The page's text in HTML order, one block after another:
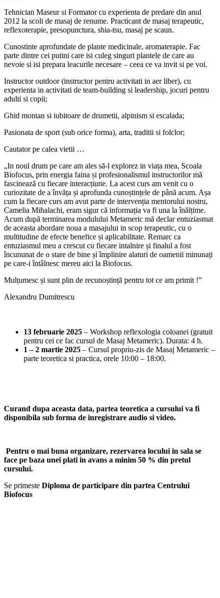
Tehnician Maseur si Formator cu experienta de predare din anul
2012 la scoli de masaj de renume. Practicant de masaj terapeutic,
reflexoterapie, presopunctura, shia-tsu, masaj pe scaun.
Cunostinte aprofundate de plante medicinale, aromaterapie. Fac
parte dintre cei putini care isi culeg singuri plantele de care au
nevoie si isi prepara leacurile necesare – ceea ce va invit si pe voi.
Instructor outdoor (instructor pentru activitati in aer liber), cu
experienta in activitati de team-building si leadership, jocuri pentru
adulti si copii;
Ghid montan si iubitoare de drumetii, alpinism si escalada;
Pasionata de sport (sub orice forma), arta, traditii si folclor;
Cautator pe calea vietii …
„In noul drum pe care am ales să-l explorez in viața mea, Scoala
Biofocus, prin energia faina și profesionalismul instructorilor mă
fascinează cu fiecare interacțiune. La acest curs am venit cu o
curiozitate de a învăța și aprofunda cunoștințele de până acum. Așa
cum la fiecare curs am avut parte de intervenția mentorului nostru,
Camelia Mihalachi, eram sigur că informația va fi una la înălțime.
Acum după terminarea modulului Metameric mă declar entuziasmat
de aceasta abordare noua a masajului in scop terapeutic, cu o
multitudine de efecte benefice și aplicabilitate. Remarc ca
entuziasmul meu a crescut cu fiecare intalnire și finalul a fost
încununat de o stare de bine și împlinire alaturi de oamenii minunați
pe care-i întâlnesc mereu aici la Biofocus.
Mulțumesc și sunt plin de recunoștință pentru tot ce am primit !”
Alexandru Dumitrescu
13 februarie 2025 – Workshop reflexologia coloanei (gratuit
pentru cei ce fac cursul de Masaj Metameric). Durata: 4 h.
1 – 2 martie 2025 – Cursul propriu-zis de Masaj Metameric –
parte teoretica si practica, orele 10:00 – 18:00.
Curand dupa aceasta data, partea teoretica a cursului va fi
disponibila sub forma de inregistrare audio si video.
Pentru o mai buna organizare, rezervarea locului in sala se
face pe baza unei plati in avans a minim 50 % din pretul
cursului.
Se primeste Diploma de participare din partea Centrului
Biofocus